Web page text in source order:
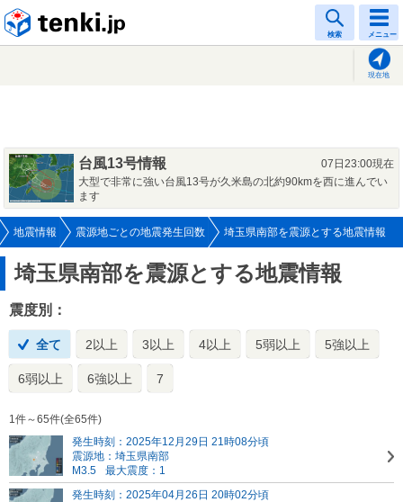
検索 メニュー
現在地
台風13号情報
07日23:00現在
大型で非常に強い台風13号が久米島の北約90kmを西に進んでい
ます
地震情報 震源地ごとの地震発生回数 埼玉県南部を震源とする地震情報
埼玉県南部を震源とする地震情報
震度別：
全て 2以上 3以上 4以上 5弱以上 5強以上
6弱以上 6強以上 7
1件～65件(全65件)
発生時刻：2025年12月29日 21時08分頃
震源地：埼玉県南部
M3.5
最大震度：1
発生時刻：2025年04月26日 20時02分頃